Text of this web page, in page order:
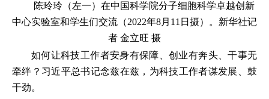
陈玲玲（左一）在中国科学院分子细胞科学卓越创新
中心实验室和学生们交流（2022年8月11日摄）。新华社记
者 金立旺 摄
如何让科技工作者安身有保障、创业有奔头、干事无
牵绊？习近平总书记念兹在兹，为科技工作者谋发展、鼓
干劲。